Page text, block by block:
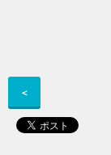
＜